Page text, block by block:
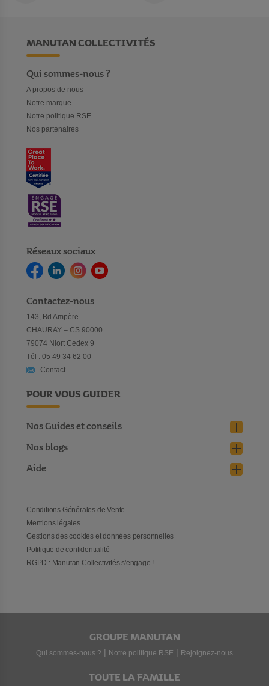
MANUTAN COLLECTIVITÉS
Qui sommes-nous ?
A propos de nous
Notre marque
Notre politique RSE
Nos partenaires
Réseaux sociaux
Contactez-nous
143, Bd Ampère
CHAURAY – CS 90000
79074 Niort Cedex 9
Tél : 05 49 34 62 00
Contact
POUR VOUS GUIDER
Nos Guides et conseils
Nos blogs
Aide
Conditions Générales de Vente
Mentions légales
Gestions des cookies et données personnelles
Politique de confidentialité
RGPD : Manutan Collectivités s'engage !
GROUPE MANUTAN
Qui sommes-nous ? | Notre politique RSE | Rejoignez-nous
TOUTE LA FAMILLE